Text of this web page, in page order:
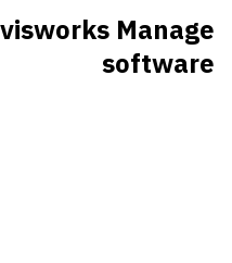
Manage
software